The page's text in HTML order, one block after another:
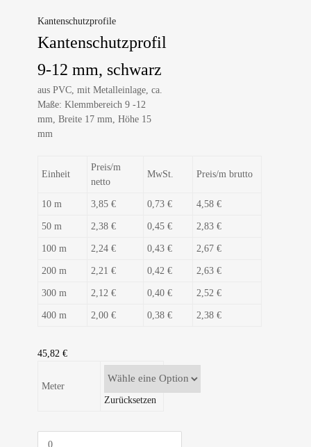
Kantenschutzprofile
Kantenschutzprofil
9-12 mm, schwarz
aus PVC, mit Metalleinlage, ca.
Maße: Klemmbereich 9 -12
mm, Breite 17 mm, Höhe 15
mm
Einheit
Preis/m
netto
MwSt. Preis/m brutto
10 m 3,85 € 0,73 € 4,58 €
50 m 2,38 € 0,45 € 2,83 €
100 m 2,24 € 0,43 € 2,67 €
200 m 2,21 € 0,42 € 2,63 €
300 m 2,12 € 0,40 € 2,52 €
400 m 2,00 € 0,38 € 2,38 €
45,82 €
Meter
Zurücksetzen